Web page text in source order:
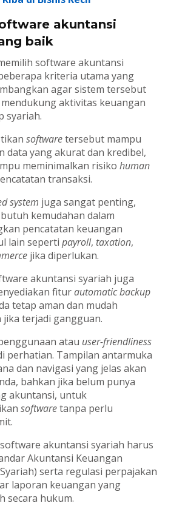
akuntansi
baik
software akuntansi
kriteria utama yang
agar sistem tersebut
aktivitas keuangan
syariah.
softwaretersebut mampu
data yang akurat dan kredibel,
meminimalkan risiko human
transaksi.
system juga sangat penting,
kemudahan dalam
pencatatan keuangan
lain seperti payroll, taxation,
jika diperlukan.
akuntansi syariah juga
fiturautomatic backup
tetap aman dan mudah
jika terjadi gangguan.
atau user-friendliness
perhatian. Tampilan antarmuka
dan navigasi yang jelas akan
bahkan jika belum punya
akuntansi, untuk
softwaretanpa perlu
akuntansi syariah harus
Akuntansi Keuangan
serta regulasi perpajakan
laporan keuangan yang
secara hukum.